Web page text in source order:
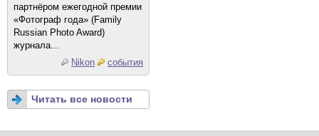
партнёром ежегодной премии
«Фотограф года» (Family
Russian Photo Award)
журнала...
Nikon
события
Читать все новости